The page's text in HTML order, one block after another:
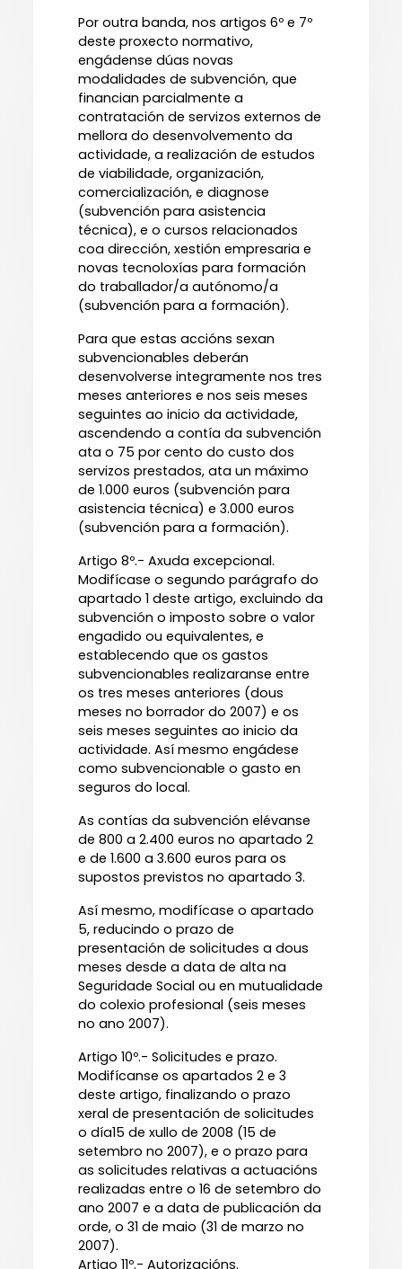
Por outra banda, nos artigos 6º e 7º
deste proxecto normativo,
engádense dúas novas
modalidades de subvención, que
financian parcialmente a
contratación de servizos externos de
mellora do desenvolvemento da
actividade, a realización de estudos
de viabilidade, organización,
comercialización, e diagnose
(subvención para asistencia
técnica), e o cursos relacionados
coa dirección, xestión empresaria e
novas tecnoloxías para formación
do traballador/a autónomo/a
(subvención para a formación).
Para que estas accións sexan
subvencionables deberán
desenvolverse integramente nos tres
meses anteriores e nos seis meses
seguintes ao inicio da actividade,
ascendendo a contía da subvención
ata o 75 por cento do custo dos
servizos prestados, ata un máximo
de 1.000 euros (subvención para
asistencia técnica) e 3.000 euros
(subvención para a formación).
Artigo 8º.- Axuda excepcional.
Modifícase o segundo parágrafo do
apartado 1 deste artigo, excluindo da
subvención o imposto sobre o valor
engadido ou equivalentes, e
establecendo que os gastos
subvencionables realizaranse entre
os tres meses anteriores (dous
meses no borrador do 2007) e os
seis meses seguintes ao inicio da
actividade. Así mesmo engádese
como subvencionable o gasto en
seguros do local.
As contías da subvención elévanse
de 800 a 2.400 euros no apartado 2
e de 1.600 a 3.600 euros para os
supostos previstos no apartado 3.
Así mesmo, modifícase o apartado
5, reducindo o prazo de
presentación de solicitudes a dous
meses desde a data de alta na
Seguridade Social ou en mutualidade
do colexio profesional (seis meses
no ano 2007).
Artigo 10º.- Solicitudes e prazo.
Modifícanse os apartados 2 e 3
deste artigo, finalizando o prazo
xeral de presentación de solicitudes
o día15 de xullo de 2008 (15 de
setembro no 2007), e o prazo para
as solicitudes relativas a actuacións
realizadas entre o 16 de setembro do
ano 2007 e a data de publicación da
orde, o 31 de maio (31 de marzo no
2007).
Artigo 11º.- Autorizacións.